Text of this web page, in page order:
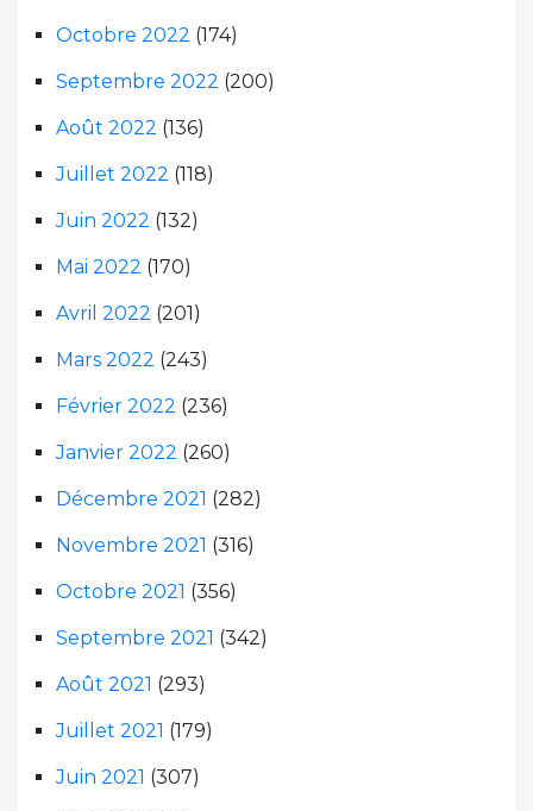
Octobre 2022 (174)
Septembre 2022 (200)
Août 2022 (136)
Juillet 2022 (118)
Juin 2022 (132)
Mai 2022 (170)
Avril 2022 (201)
Mars 2022 (243)
Février 2022 (236)
Janvier 2022 (260)
Décembre 2021 (282)
Novembre 2021 (316)
Octobre 2021 (356)
Septembre 2021 (342)
Août 2021 (293)
Juillet 2021 (179)
Juin 2021 (307)